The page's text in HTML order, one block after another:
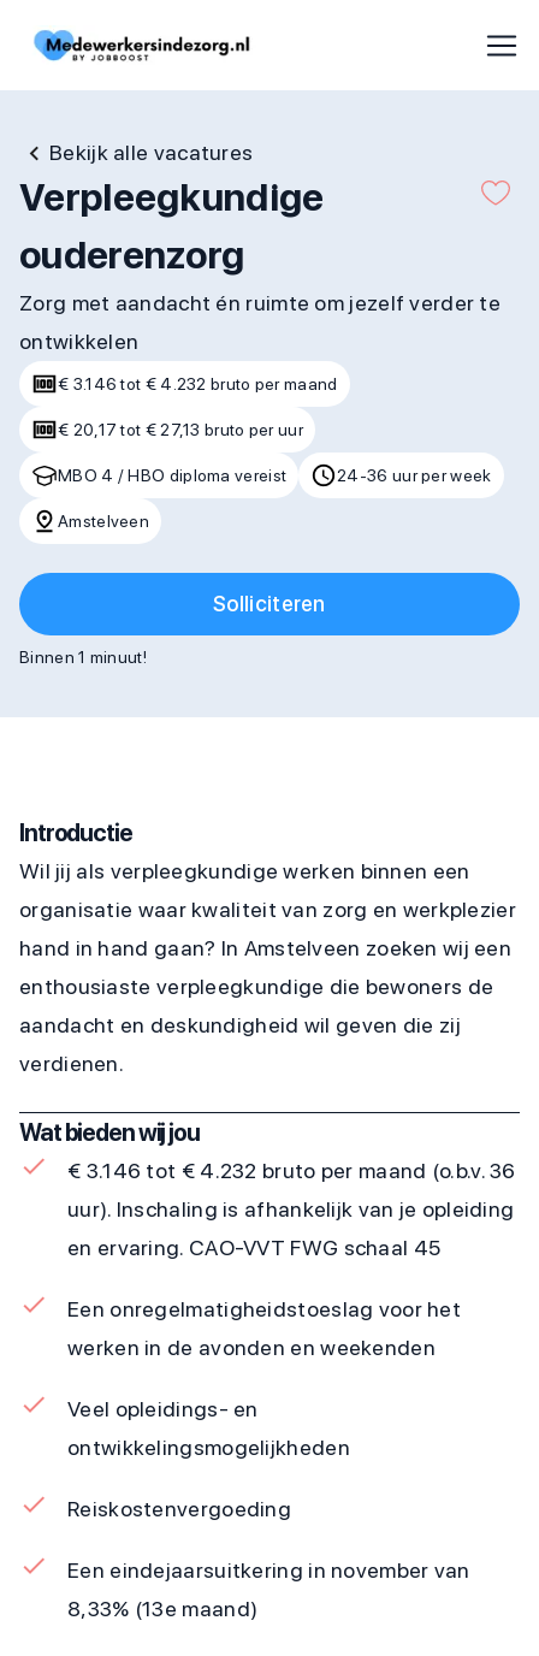
Bekijk alle vacatures
Verpleegkundige
ouderenzorg
Zorg met aandacht én ruimte om jezelf verder te
ontwikkelen
€ 3.146 tot € 4.232 bruto per maand
€ 20,17 tot € 27,13 bruto per uur
MBO 4 / HBO diploma vereist 24-36 uur per week
Amstelveen
Solliciteren
Binnen 1 minuut!
Introductie
Wil jij als verpleegkundige werken binnen een
organisatie waar kwaliteit van zorg en werkplezier
hand in hand gaan? In Amstelveen zoeken wij een
enthousiaste verpleegkundige die bewoners de
aandacht en deskundigheid wil geven die zij
verdienen.
Wat bieden wij jou
€ 3.146 tot € 4.232 bruto per maand (o.b.v. 36
uur). Inschaling is afhankelijk van je opleiding
en ervaring. CAO-VVT FWG schaal 45
Een onregelmatigheidstoeslag voor het
werken in de avonden en weekenden
Veel opleidings- en
ontwikkelingsmogelijkheden
Reiskostenvergoeding
Een eindejaarsuitkering in november van
8,33% (13e maand)